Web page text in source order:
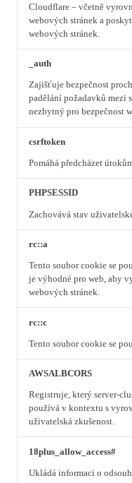
Cloudflare – včetně
webových stránek a
webových stránek.
_auth
Zajišťuje bezpečnost
padělání požadavků mezi
nezbytný pro bezpečnost
csrftoken
Pomáhá předcházet
PHPSESSID
Zachovává stav
rc::a
Tento soubor cookie se
je výhodné pro web, aby
webových stránek.
rc::c
Tento soubor cookie se
AWSALBCORS
Registruje, který server-
používá v kontextu s
uživatelská zkušenost.
18plus_allow_access#
Ukládá informaci o